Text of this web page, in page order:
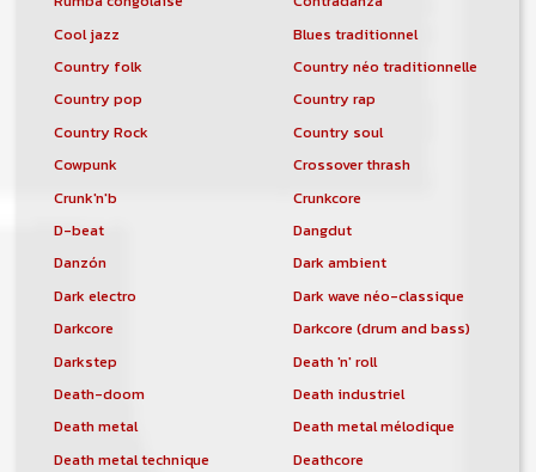
Cool jazz
Blues traditionnel
Country folk
Country néo traditionnelle
Country pop
Country rap
Country Rock
Country soul
Cowpunk
Crossover thrash
Crunk'n'b
Crunkcore
D-beat
Dangdut
Danzón
Dark ambient
Dark electro
Dark wave néo-classique
Darkcore
Darkcore (drum and bass)
Darkstep
Death 'n' roll
Death-doom
Death industriel
Death metal
Death metal mélodique
Death metal technique
Deathcore